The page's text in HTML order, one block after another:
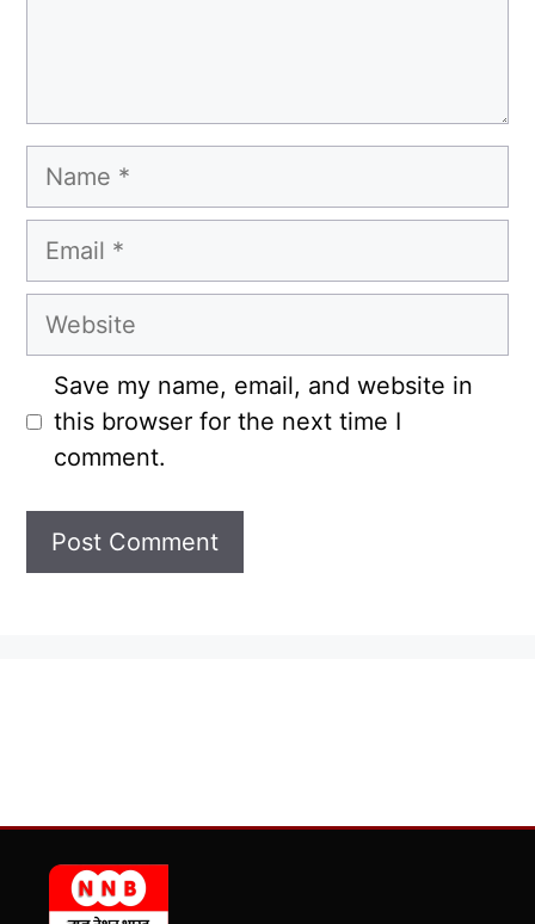
Name
Email
Website
Save my name, email, and website in
this browser for the next time I
comment.